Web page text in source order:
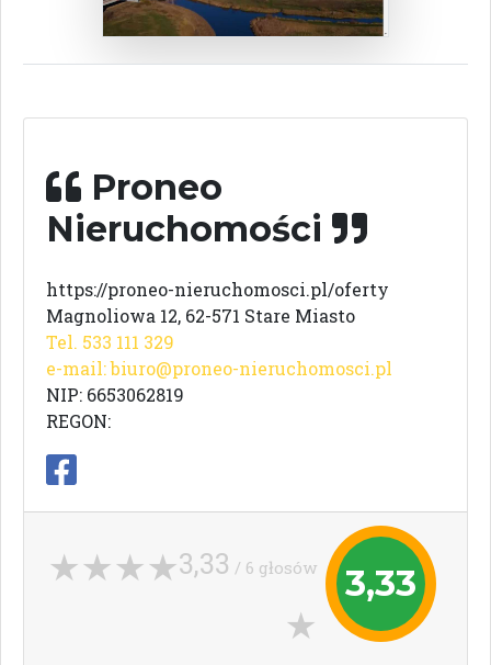
Proneo
Nieruchomości
https://proneo-nieruchomosci.pl/oferty
Magnoliowa 12, 62-571 Stare Miasto
Tel. 533 111 329
e-mail:biuro@proneo-nieruchomosci.pl
NIP: 6653062819
REGON:
3,33
3,33 / 6 głosów